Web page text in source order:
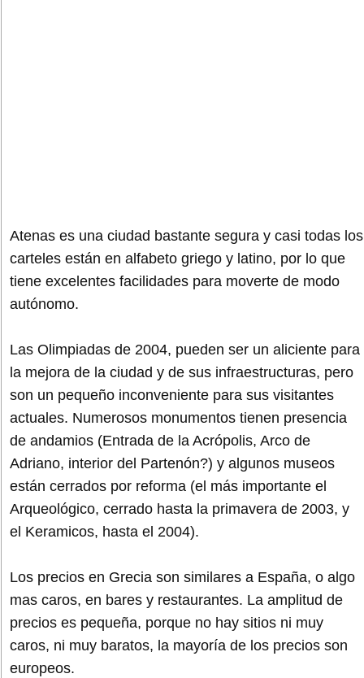
Atenas es una ciudad bastante segura y casi todas los
carteles están en alfabeto griego y latino, por lo que
tiene excelentes facilidades para moverte de modo
autónomo.
Las Olimpiadas de 2004, pueden ser un aliciente para
la mejora de la ciudad y de sus infraestructuras, pero
son un pequeño inconveniente para sus visitantes
actuales. Numerosos monumentos tienen presencia
de andamios (Entrada de la Acrópolis, Arco de
Adriano, interior del Partenón?) y algunos museos
están cerrados por reforma (el más importante el
Arqueológico, cerrado hasta la primavera de 2003, y
el Keramicos, hasta el 2004).
Los precios en Grecia son similares a España, o algo
mas caros, en bares y restaurantes. La amplitud de
precios es pequeña, porque no hay sitios ni muy
caros, ni muy baratos, la mayoría de los precios son
europeos.